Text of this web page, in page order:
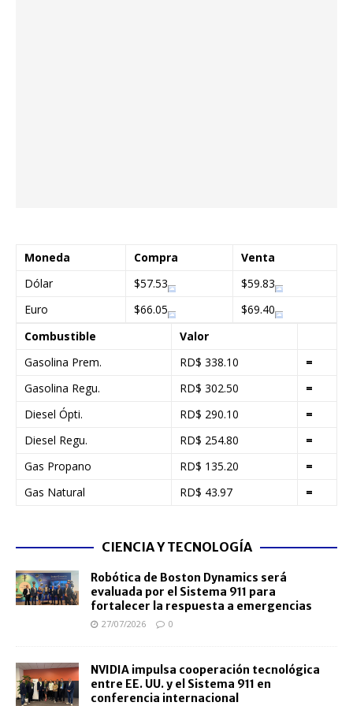
Moneda Compra
Venta
Dólar
$57.53
$59.83
Euro
$66.05
$69.40
Combustible
Valor
Gasolina Prem.
RD$ 338.10
=
Gasolina Regu.
RD$ 302.50
=
Diesel Ópti.
RD$ 290.10
=
Diesel Regu.
RD$ 254.80
=
Gas Propano
RD$ 135.20
=
Gas Natural
RD$ 43.97 =
CIENCIA Y TECNOLOGÍA
Robótica de Boston Dynamics será
evaluada por el Sistema 911 para
fortalecer la respuesta a emergencias
27/07/2026 0
NVIDIA impulsa cooperación tecnológica
entre EE. UU. y el Sistema 911 en
conferencia internacional